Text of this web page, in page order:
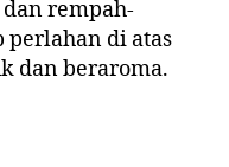
rempah-
di atas
dan beraroma.